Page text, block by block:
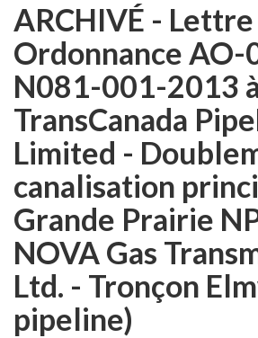
ARCHIVÉ -
Ordonnance AO-
N081-001-2013
TransCanada
Limited -
canalisation
Grande Prairie
NOVA Gas
Ltd. - Tronçon
pipeline)